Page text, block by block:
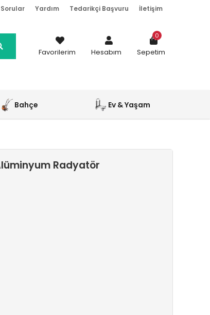
Sorular Yardım Tedarikçi Başvuru İletişim
Favorilerim Hesabım Sepetim
0
Bahçe Ev & Yaşam
Radyatör